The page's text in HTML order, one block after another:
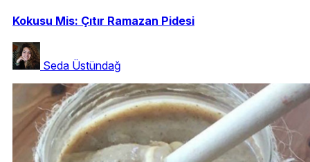
Kokusu Mis: Çıtır Ramazan Pidesi
Seda Üstündağ